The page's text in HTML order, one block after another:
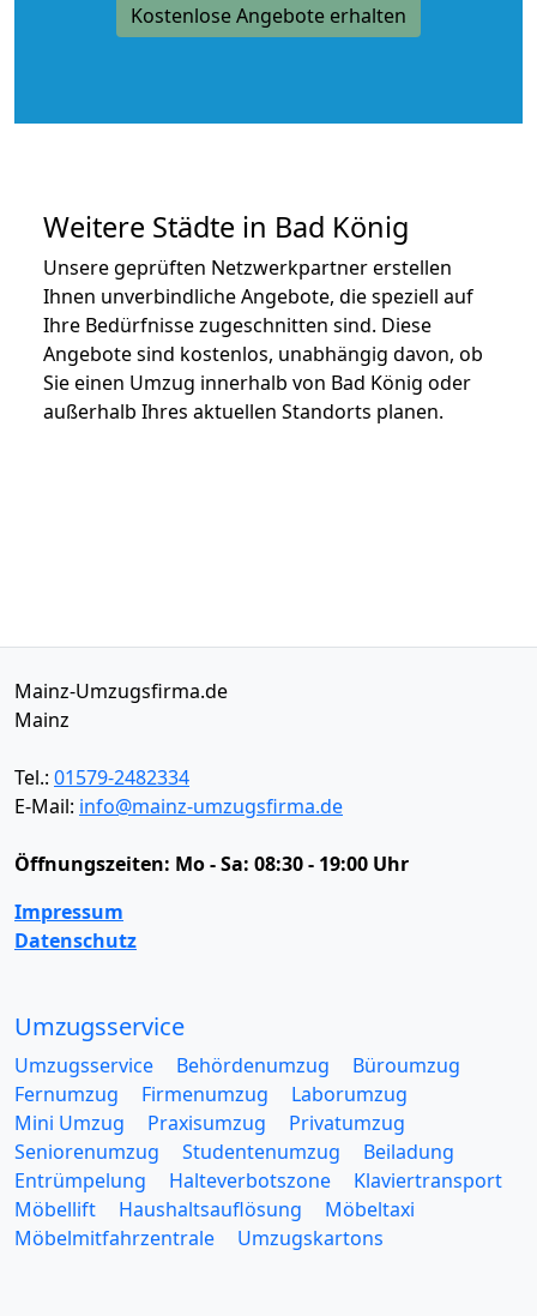
Kostenlose Angebote erhalten
Weitere Städte in Bad König
Unsere geprüften Netzwerkpartner erstellen
Ihnen unverbindliche Angebote, die speziell auf
Ihre Bedürfnisse zugeschnitten sind. Diese
Angebote sind kostenlos, unabhängig davon, ob
Sie einen Umzug innerhalb von Bad König oder
außerhalb Ihres aktuellen Standorts planen.
Mainz-Umzugsfirma.de
Mainz
Tel.: 01579-2482334
E-Mail: info@mainz-umzugsfirma.de
Öffnungszeiten: Mo - Sa: 08:30 - 19:00 Uhr
Impressum
Datenschutz
Umzugsservice
Umzugsservice Behördenumzug
Büroumzug
Fernumzug
Firmenumzug
Laborumzug
Mini Umzug
Praxisumzug
Privatumzug
Seniorenumzug
Studentenumzug
Beiladung
Entrümpelung
Halteverbotszone
Klaviertransport
Möbellift
Haushaltsauflösung
Möbeltaxi
Möbelmitfahrzentrale
Umzugskartons